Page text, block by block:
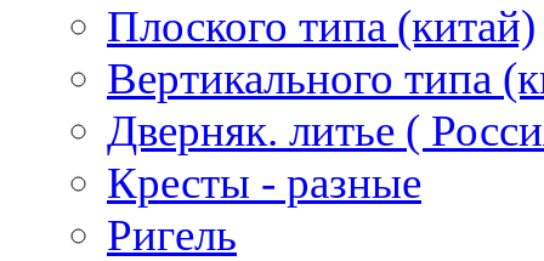
Плоского типа (китай)
Вертикального типа
Дверняк. литье (
Кресты - разные
Ригель